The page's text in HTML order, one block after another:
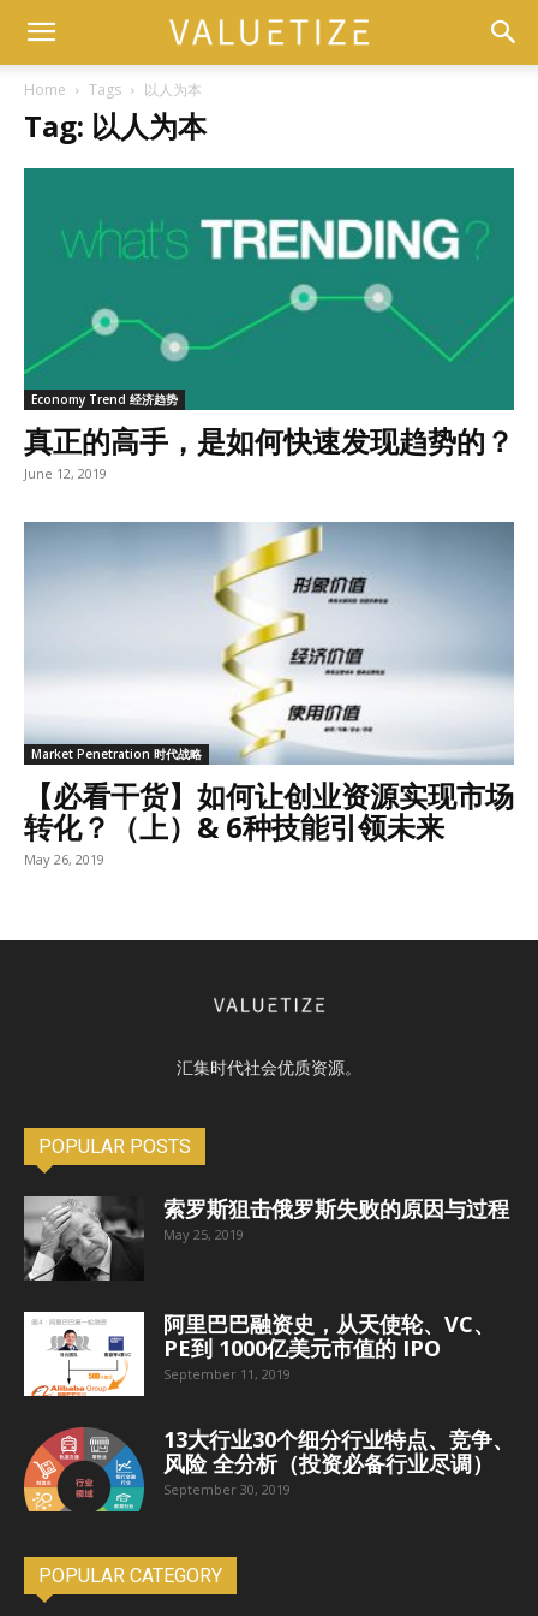
Home Tags 以人为本
Tag: 以人为本
Economy Trend 经济趋势
真正的高手，是如何快速发现趋势的？
June 12, 2019
Market Penetration 时代战略
【必看干货】如何让创业资源实现市场
转化？（上）& 6种技能引领未来
May 26, 2019
汇集时代社会优质资源。
POPULAR POSTS
索罗斯狙击俄罗斯失败的原因与过程
May 25, 2019
阿里巴巴融资史，从天使轮、VC、
PE到 1000亿美元市值的 IPO
September 11, 2019
13大行业30个细分行业特点、竞争、
风险 全分析（投资必备行业尽调）
September 30, 2019
POPULAR CATEGORY